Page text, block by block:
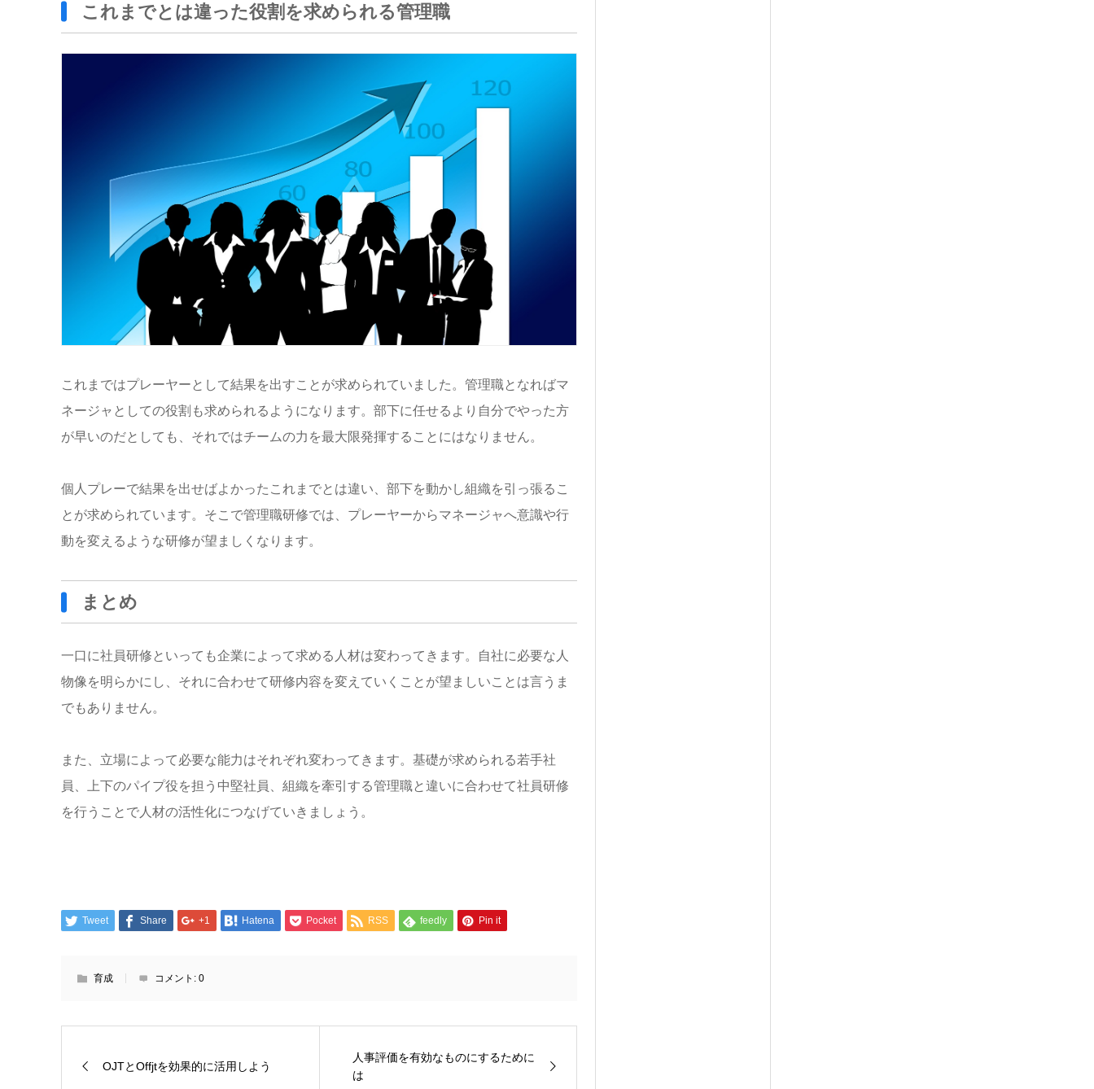
これまでとは違った役割を求められる管理職
これまではプレーヤーとして結果を出すことが求められていました。管理職となればマ
ネージャとしての役割も求められるようになります。部下に任せるより自分でやった方
が早いのだとしても、それではチームの力を最大限発揮することにはなりません。
個人プレーで結果を出せばよかったこれまでとは違い、部下を動かし組織を引っ張るこ
とが求められています。 そこで管理職研修では、プレーヤーからマネージャへ意識や行
動を変えるような研修が望ましくなります。
まとめ
一口に社員研修といっても企業によって求める人材は変わってきます。自社に必要な人
物像を明らかにし、それに合わせて研修内容を変えていくことが望ましいことは言うま
でもありません。
また、立場によって必要な能力はそれぞれ変わってきます。基礎が求められる若手社
員、上下のパイプ役を担う中堅社員、組織を牽引する管理職と違いに合わせて社員研修
を行うことで人材の活性化につなげていきましょう。
Tweet Share +1 Hatena Pocket RSS feedly Pin it
育成 コメント: 0
OJTとOffjtを効果的に活用しよう
人事評価を有効なものにするために
は